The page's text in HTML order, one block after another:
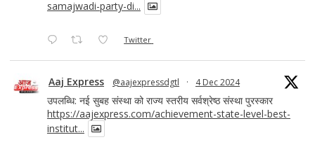
samajwadi-party-di...
Twitter
Aaj Express @aajexpressdgtl · 4 Dec 2024
उपलब्धि: नई सुबह संस्था को राज्य स्तरीय सर्वश्रेष्ठ संस्था पुरस्कार
https://aajexpress.com/achievement-state-level-best-
institut...